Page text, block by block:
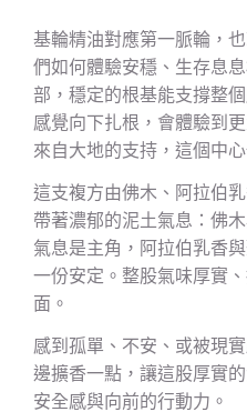
基輪精油對應第一脈輪，
們如何體驗安穩、生存息
部，穩定的根基能支撐整
感覺向下扎根，會體驗到
來自大地的支持，這個中
這支複方由佛木、阿拉伯
帶著濃郁的泥土氣息：佛
氣息是主角，阿拉伯乳香
一份安定。整股氣味厚實
面。
感到孤單、不安、或被現
邊擴香一點，讓這股厚實
安全感與向前的行動力。